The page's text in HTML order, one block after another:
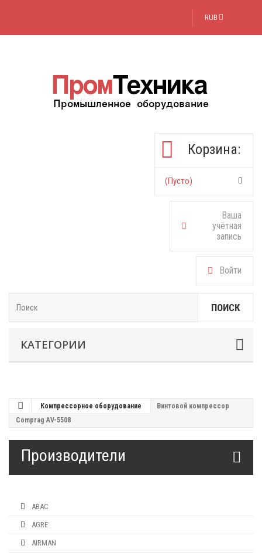
RUB
Корзина:
(пусто)
Ваша
учётная
запись
Войти
ПОИСК
КАТЕГОРИИ
Компрессорное оборудование
Винтовой компрессор
Comprag AV-5508
Производители
ABAC
AGRE
AIRMAN